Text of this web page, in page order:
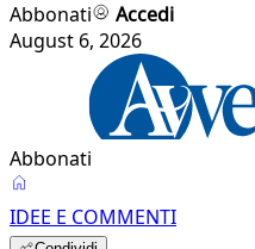
Abbonati
Accedi
August 6, 2026
Abbonati
IDEE E COMMENTI